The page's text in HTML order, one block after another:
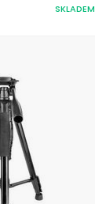
SKLADEM